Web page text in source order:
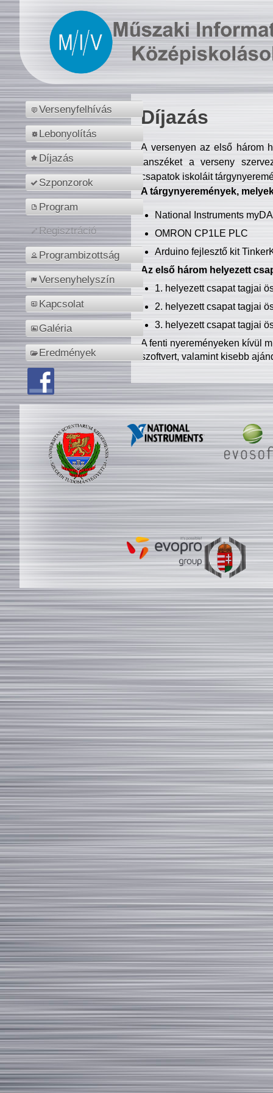
Versenyfelhívás
Lebonyolítás
Díjazás
Szponzorok
Program
Regisztráció
Programbizottság
Versenyhelyszín
Kapcsolat
Galéria
Eredmények
Díjazás
A versenyen az első három
tanszéket a verseny
csapatok iskoláit
A tárgynyeremények,
National Instruments
OMRON CP1LE PLC
Arduino fejlesztő kit
Az első három helyezett
1. helyezett csapat tagjai
2. helyezett csapat tagjai
3. helyezett csapat tagjai
A fenti nyereményeken kívül
szoftvert, valamint kisebb